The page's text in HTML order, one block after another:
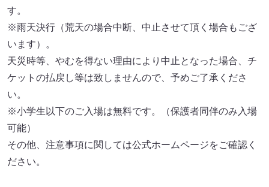
す。
※雨天決行（荒天の場合中断、中止させて頂く場合もござ
います）。
天災時等、やむを得ない理由により中止となった場合、チ
ケットの払戻し等は致しませんので、予めご了承くださ
い。
※小学生以下のご入場は無料です。（保護者同伴のみ入場
可能）
その他、注意事項に関しては公式ホームページをご確認く
ださい。